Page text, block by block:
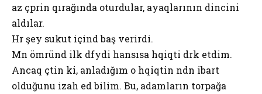
az çәpәrin qırağında oturdular, ayaqlarının dincini
aldılar.
Hәr şey sukut içindә baş verirdi.
Mәn ömründә ilk dәfәydi hansısa hәqiqәti dәrk etdim.
Ancaq çәtin ki, anladığım o hәqiqәtin nәdәn ibarәt
olduğunu izah edә bilim. Bu, adamların torpağa